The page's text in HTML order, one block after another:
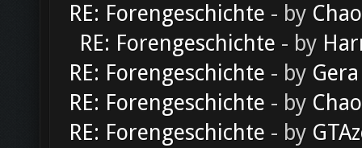
RE: Forengeschichte - by
RE: Forengeschichte - by
RE: Forengeschichte - by Gera
RE: Forengeschichte - by
RE: Forengeschichte - by